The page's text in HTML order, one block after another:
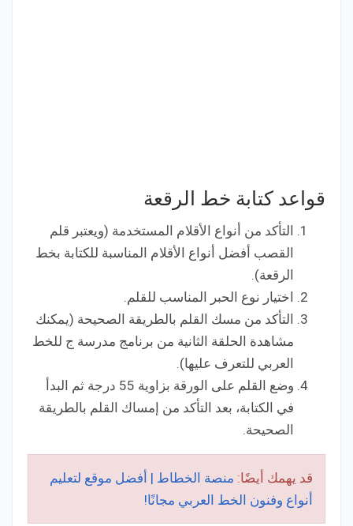
قواعد كتابة خط الرقعة
التأكد من أنواع الأقلام المستخدمة (ويعتبر قلم
القصب أفضل أنواع الأقلام المناسبة للكتابة بخط
الرقعة).
اختيار نوع الحبر المناسب للقلم.
التأكد من مسك القلم بالطريقة الصحيحة (يمكنك
مشاهدة الحلقة الثانية من برنامج مدرسة ج للخط
العربي للتعرف عليها).
وضع القلم على الورقة بزاوية 55 درجة ثم البدأ
في الكتابة، بعد التأكد من إمساك القلم بالطريقة
الصحيحة.
قد يهمك أيضًا: منصة الخطاط | أفضل موقع لتعليم
أنواع وفنون الخط العربي مجانًا!